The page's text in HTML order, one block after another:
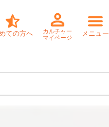
ての方へ
カルチャー
マイページ
メニュー